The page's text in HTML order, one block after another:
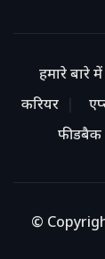
हमारे बारे में
करियर
फीडबैक
©